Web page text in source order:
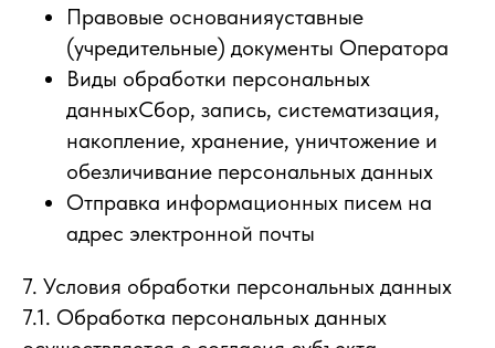
Правовые основанияуставные
(учредительные) документы Оператора
Виды обработки персональных
данныхСбор, запись, систематизация,
накопление, хранение, уничтожение и
обезличивание персональных данных
Отправка информационных писем на
адрес электронной почты
7. Условия обработки персональных данных
7.1. Обработка персональных данных